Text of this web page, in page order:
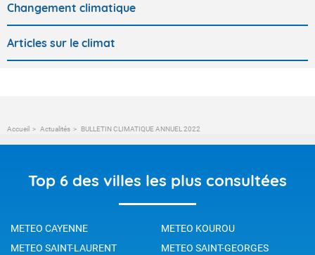
Changement climatique
Articles sur le climat
Accueil Actualités BULLETIN CLIMATIQUE ANNUEL 2022
Top 6 des villes les plus consultées
METEO CAYENNE
METEO KOUROU
METEO SAINT-LAURENT
METEO SAINT-GEORGES